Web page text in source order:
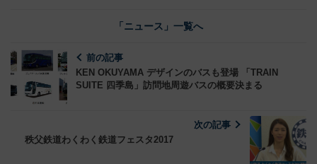
「ニュース」一覧へ
前の記事
KEN OKUYAMA デザインのバスも登場 「TRAIN
SUITE 四季島」訪問地周遊バスの概要決まる
次の記事
秩父鉄道わくわく鉄道フェスタ2017